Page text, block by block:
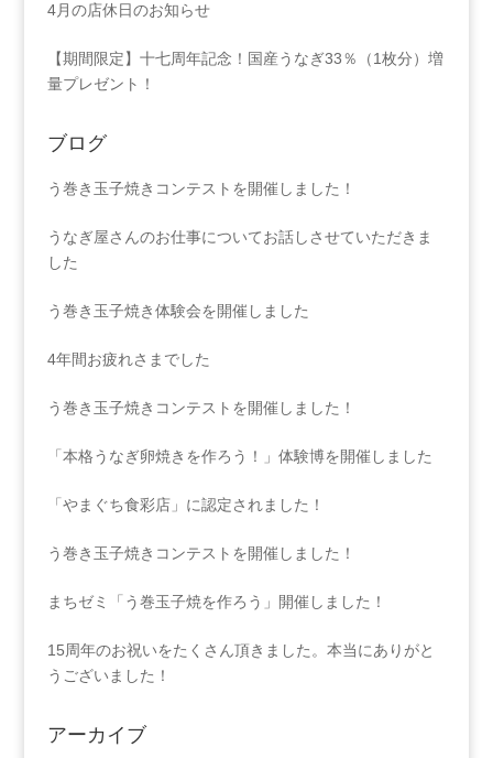
4月の店休日のお知らせ
【期間限定】十七周年記念！国産うなぎ33％（1枚分）増
量プレゼント！
ブログ
う巻き玉子焼きコンテストを開催しました！
うなぎ屋さんのお仕事についてお話しさせていただきま
した
う巻き玉子焼き体験会を開催しました
4年間お疲れさまでした
う巻き玉子焼きコンテストを開催しました！
「本格うなぎ卵焼きを作ろう！」体験博を開催しました
「やまぐち食彩店」に認定されました！
う巻き玉子焼きコンテストを開催しました！
まちゼミ「う巻玉子焼を作ろう」開催しました！
15周年のお祝いをたくさん頂きました。本当にありがと
うございました！
アーカイブ